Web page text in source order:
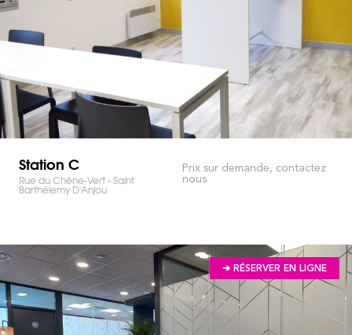
Station C
Rue du Chêne-Vert - Saint
Barthélemy D'Anjou
Prix sur demande, contactez
nous
➔ RÉSERVER EN LIGNE